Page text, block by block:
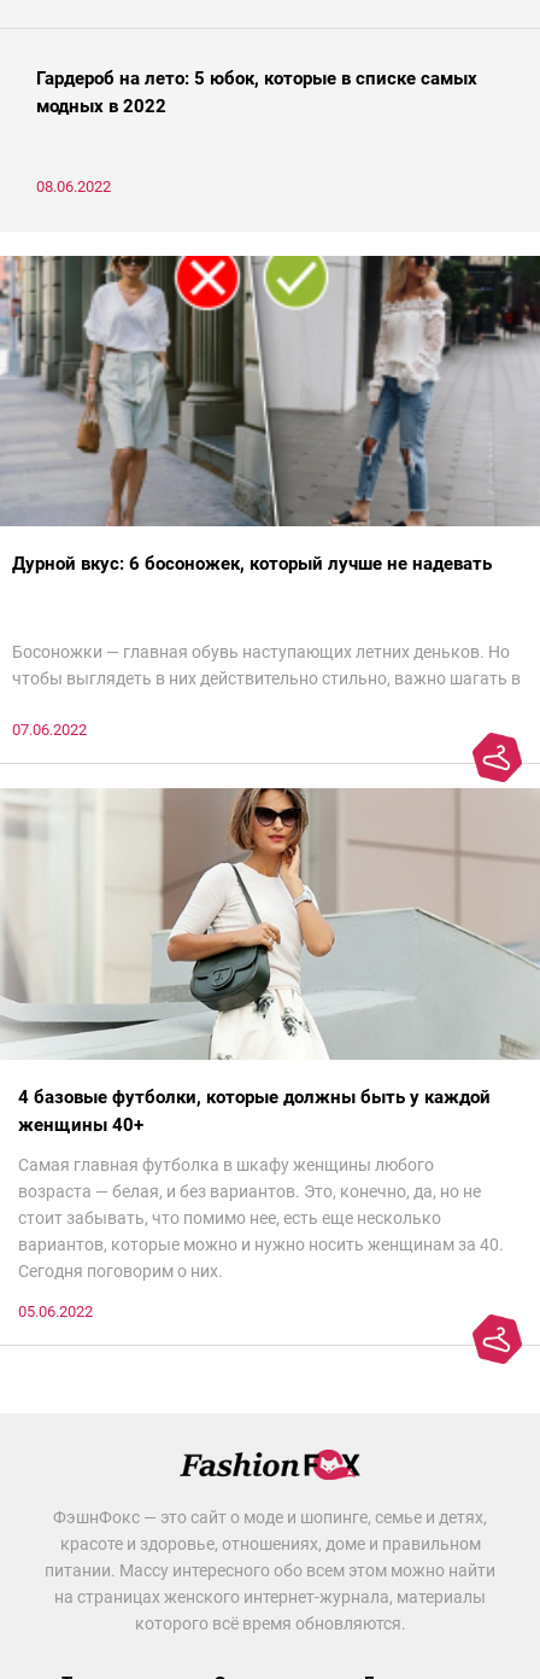
Гардероб на лето: 5 юбок, которые в списке самых
модных в 2022
08.06.2022
Дурной вкус: 6 босоножек, который лучше не надевать
Босоножки — главная обувь наступающих летних деньков. Но
чтобы выглядеть в них действительно стильно, важно шагать в
сезоне лучше не надевать. Потому что они — гарант дурного
вкуса и стопроцентный антитренд.
07.06.2022
4 базовые футболки, которые должны быть у каждой
женщины 40+
Самая главная футболка в шкафу женщины любого
возраста — белая, и без вариантов. Это, конечно, да, но не
стоит забывать, что помимо нее, есть еще несколько
вариантов, которые можно и нужно носить женщинам за 40.
Сегодня поговорим о них.
05.06.2022
ФэшнФокс — это сайт о моде и шопинге, семье и детях,
красоте и здоровье, отношениях, доме и правильном
питании. Массу интересного обо всем этом можно найти
на страницах женского интернет-журнала, материалы
которого всё время обновляются.